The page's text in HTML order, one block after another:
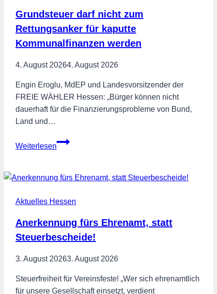
Grundsteuer darf nicht zum
Rettungsanker für kaputte
Kommunalfinanzen werden
4. August 20264. August 2026
Engin Eroglu, MdEP und Landesvorsitzender der
FREIE WÄHLER Hessen: „Bürger können nicht
dauerhaft für die Finanzierungsprobleme von Bund,
Land und…
Weiterlesen
Grundsteuer
zum
für
Kommunalfinanzen
werden
Aktuelles Hessen
Anerkennung fürs Ehrenamt, statt
Steuerbescheide!
3. August 20263. August 2026
Steuerfreiheit für Vereinsfeste! „Wer sich ehrenamtlich
für unsere Gesellschaft einsetzt, verdient